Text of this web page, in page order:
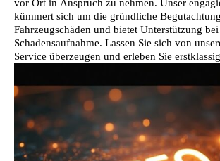
vor Ort in Anspruch zu nehmen. Unser
kümmert sich um die gründliche
Fahrzeugschäden und bietet Unterstützung
Schadensaufnahme. Lassen Sie sich von
Service überzeugen und erleben Sie